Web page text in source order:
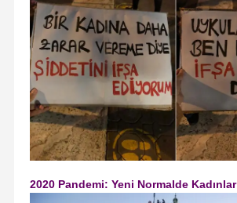
2020 Pandemi: Yeni Normalde Kadınlar